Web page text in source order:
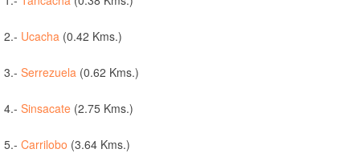
2.- Ucacha (0.42 Kms.)
3.- Serrezuela (0.62 Kms.)
4.- Sinsacate (2.75 Kms.)
5.- Carrilobo (3.64 Kms.)